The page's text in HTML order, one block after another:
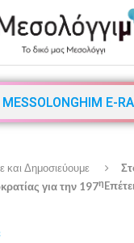
MESSOLONGHIM E-
και Δημοσιεύουμε
για την 197ηE